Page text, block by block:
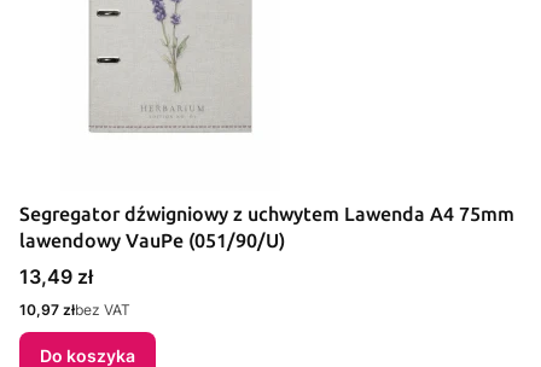
Segregator dźwigniowy z uchwytem Lawenda A4 75mm
lawendowy VauPe (051/90/U)
Cena
13,49 zł
Cena
10,97 złbez VAT
Do koszyka